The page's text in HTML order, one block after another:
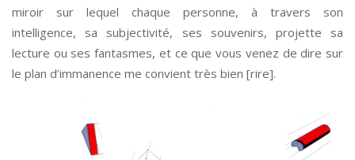
miroir sur lequel chaque personne, à travers son
intelligence, sa subjectivité, ses souvenirs, projette sa
lecture ou ses fantasmes, et ce que vous venez de dire sur
le plan d’immanence me convient très bien [rire].